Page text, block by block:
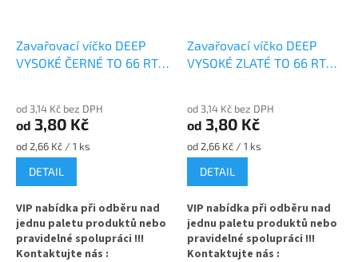
Zavařovací víčko DEEP
VYSOKÉ ČERNÉ TO 66 RTS
od 3,14 Kč bez DPH
od 3,80 Kč
Měrná
cena:
od 2,66 Kč / 1 ks
DETAIL
VIP nabídka při odběru nad
jednu paletu produktů nebo
pravidelné spolupráci !!!
Kontaktujte nás :
Zavařovací víčko DEEP
VYSOKÉ ZLATÉ TO 66 RTS
od 3,14 Kč bez DPH
od 3,80 Kč
Měrná
cena:
od 2,66 Kč / 1 ks
DETAIL
VIP nabídka při odběru nad
jednu paletu produktů nebo
pravidelné spolupráci !!!
Kontaktujte nás :